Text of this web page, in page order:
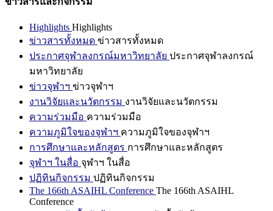
Highlights Highlights
ข่าวสารทั้งหมด ข่าวสารทั้งหมด
ประกาศจุฬาลงกรณ์มหาวิทยาลัย ประกาศจุฬาลงกรณ์
มหาวิทยาลัย
ข่าวจุฬาฯ ข่าวจุฬาฯ
งานวิจัยและนวัตกรรม งานวิจัยและนวัตกรรม
ความร่วมมือ ความร่วมมือ
ความภูมิใจของจุฬาฯ ความภูมิใจของจุฬาฯ
การศึกษาและหลักสูตร การศึกษาและหลักสูตร
จุฬาฯ ในสื่อ จุฬาฯ ในสื่อ
ปฏิทินกิจกรรม ปฏิทินกิจกรรม
The 166th ASAIHL Conference The 166th ASAIHL
Conference